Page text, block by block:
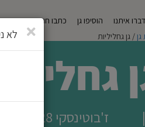
דברו איתנו הוסיפו גן כתבו חוות דעת
/ גן גחליליות
גחליליות
ז'בוטינסקי 128, רמת גן |
סגירה
לא